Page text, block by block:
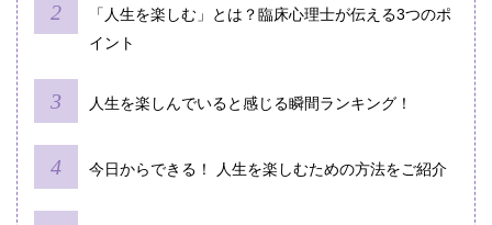
「人生を楽しむ」とは？臨床心理士が伝える3つのポ
イント
人生を楽しんでいると感じる瞬間ランキング！
今日からできる！ 人生を楽しむための方法をご紹介